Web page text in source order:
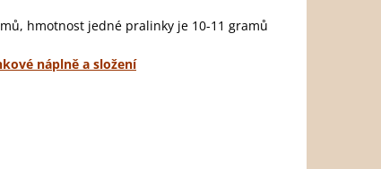
hmotnost jedné pralinky je 10-11 gramů
náplně a složení